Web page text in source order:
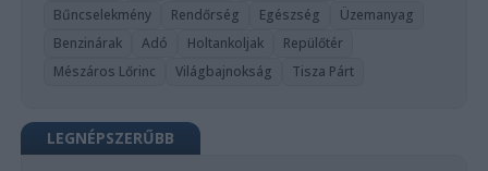
Bűncselekmény
Rendőrség Egészség
Üzemanyag
Benzinárak
Adó Holtankoljak
Repülőtér
Mészáros Lőrinc
Világbajnokság Tisza Párt
LEGNÉPSZERŰBB